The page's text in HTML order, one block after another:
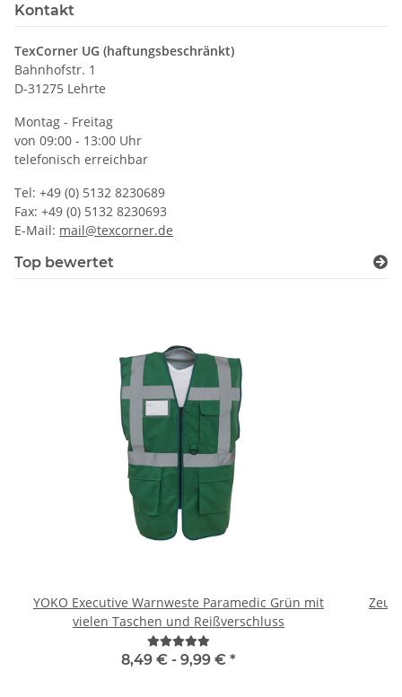
Kontakt
TexCorner UG (haftungsbeschränkt)
Bahnhofstr. 1
D-31275 Lehrte
Montag - Freitag
von 09:00 - 13:00 Uhr
telefonisch erreichbar
Tel: +49 (0) 5132 8230689
Fax: +49 (0) 5132 8230693
E-Mail: mail@texcorner.de
Top bewertet
YOKO Executive Warnweste Paramedic Grün mit
vielen Taschen und Reißverschluss
8,49 € - 9,99 € *